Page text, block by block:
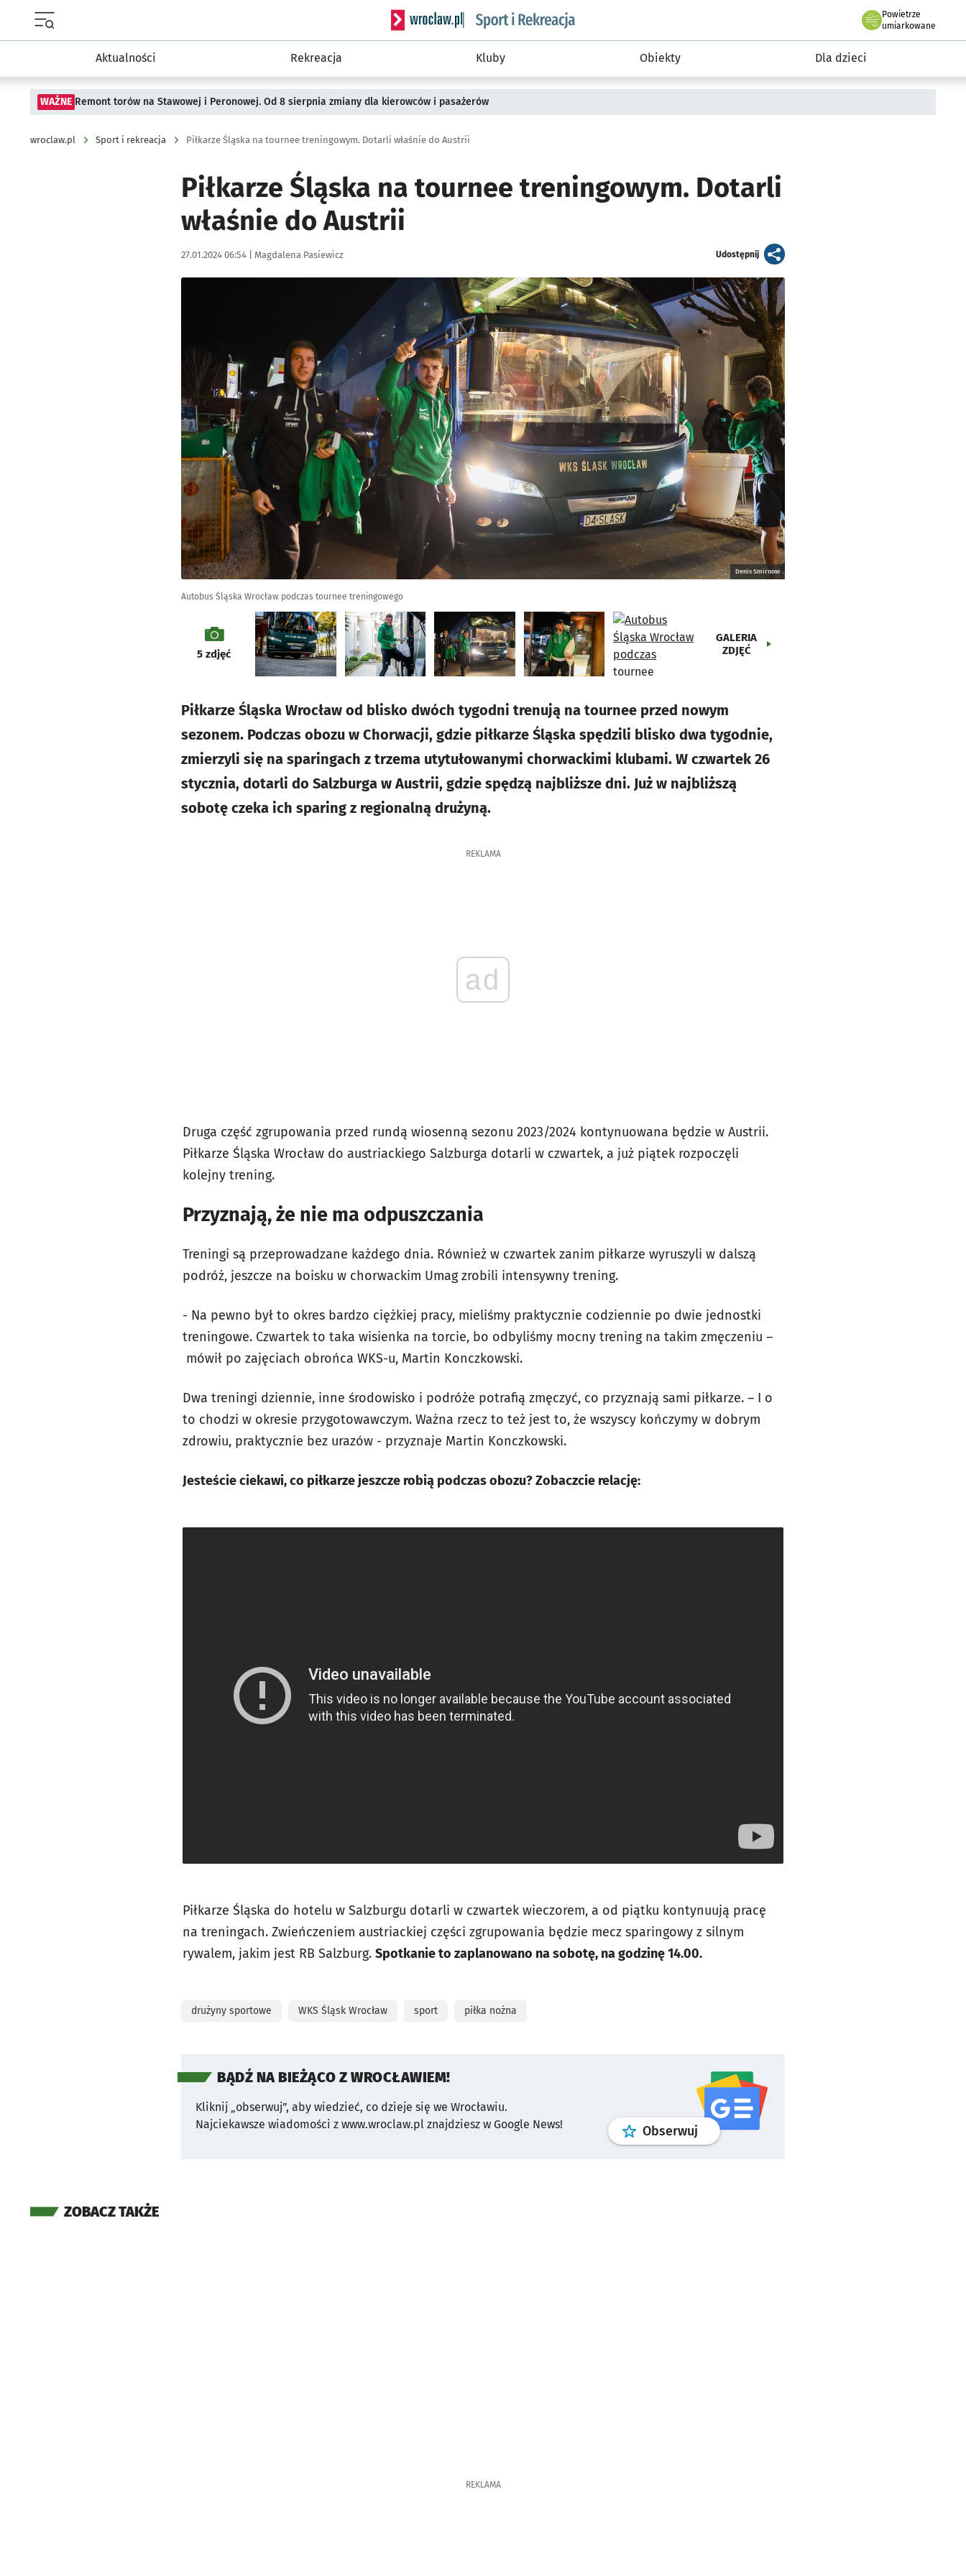
Serwis informacyjny wroclaw.pl podserwis: Sport i rekreacja
Powietrze
we Wrocławiu
umiarkowane
Aktualności Rekreacja Kluby Obiekty Dla dzieci
WAŻNE Remont torów na Stawowej i Peronowej. Od 8 sierpnia zmiany dla kierowców i pasażerów
wroclaw.pl Sport i rekreacja Piłkarze Śląska na tournee treningowym. Dotarli właśnie do Austrii
Piłkarze Śląska na tournee treningowym. Dotarli
właśnie do Austrii
Data publikacji:
27.01.2024 06:54 | Autor:
Magdalena Pasiewicz Udostępnijartykuł
Denis Smirnow
Autobus Śląska Wrocław podczas tournee treningowego
galeria
5 zdjęć
GALERIA
ZDJĘĆ
Piłkarze Śląska Wrocław od blisko dwóch tygodni trenują na tournee przed nowym
sezonem. Podczas obozu w Chorwacji, gdzie piłkarze Śląska spędzili blisko dwa tygodnie,
zmierzyli się na sparingach z trzema utytułowanymi chorwackimi klubami. W czwartek 26
stycznia, dotarli do Salzburga w Austrii, gdzie spędzą najbliższe dni. Już w najbliższą
sobotę czeka ich sparing z regionalną drużyną.
REKLAMA
ad
Druga część zgrupowania przed rundą wiosenną sezonu 2023/2024 kontynuowana będzie w Austrii.
Piłkarze Śląska Wrocław do austriackiego Salzburga dotarli w czwartek, a już piątek rozpoczęli
kolejny trening.
Przyznają, że nie ma odpuszczania
Treningi są przeprowadzane każdego dnia. Również w czwartek zanim piłkarze wyruszyli w dalszą
podróż, jeszcze na boisku w chorwackim Umag zrobili intensywny trening.
- Na pewno był to okres bardzo ciężkiej pracy, mieliśmy praktycznie codziennie po dwie jednostki
treningowe. Czwartek to taka wisienka na torcie, bo odbyliśmy mocny trening na takim zmęczeniu –
mówił po zajęciach obrońca WKS-u, Martin Konczkowski.
Dwa treningi dziennie, inne środowisko i podróże potrafią zmęczyć, co przyznają sami piłkarze. – I o
to chodzi w okresie przygotowawczym. Ważna rzecz to też jest to, że wszyscy kończymy w dobrym
zdrowiu, praktycznie bez urazów - przyznaje Martin Konczkowski.
Jesteście ciekawi, co piłkarze jeszcze robią podczas obozu? Zobaczcie relację:
Piłkarze Śląska do hotelu w Salzburgu dotarli w czwartek wieczorem, a od piątku kontynuują pracę
na treningach. Zwieńczeniem austriackiej części zgrupowania będzie mecz sparingowy z silnym
rywalem, jakim jest RB Salzburg. Spotkanie to zaplanowano na sobotę, na godzinę 14.00.
drużyny sportowe WKS Śląsk Wrocław sport piłka nożna
BĄDŹ NA BIEŻĄCO Z WROCŁAWIEM!
Kliknij „obserwuj”, aby wiedzieć, co dzieje się we Wrocławiu.
Najciekawsze wiadomości z www.wroclaw.pl znajdziesz w Google News!
Obserwuj profilgoogle news
ZOBACZ TAKŻE
REKLAMA